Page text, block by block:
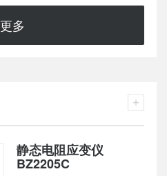
更多
静态电阻应变仪
BZ2205C